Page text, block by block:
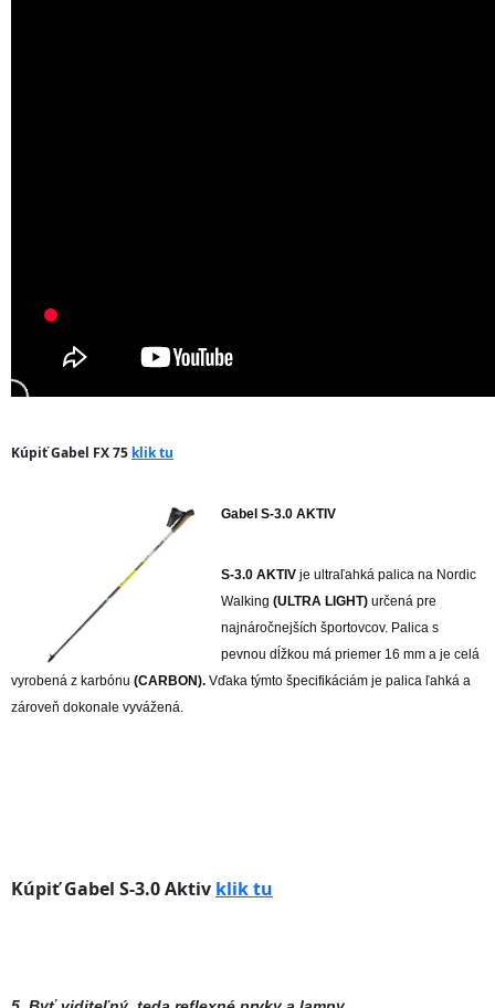
Kúpiť Gabel FX 75 klik tu
Gabel S-3.0 AKTIV
S-3.0 AKTIV je ultraľahká palica na Nordic
Walking (ULTRA LIGHT) určená pre
najnáročnejších športovcov. Palica s
pevnou dĺžkou má priemer 16 mm a je celá
vyrobená z karbónu (CARBON). Vďaka týmto špecifikáciám je palica ľahká a
zároveň dokonale vyvážená.
Kúpiť Gabel S-3.0 Aktiv klik tu